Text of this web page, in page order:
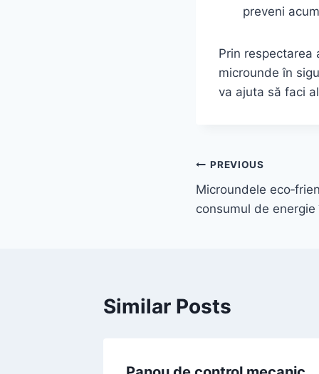
preveni
Prin respectarea
microunde în
va ajuta să faci
Post
navigation
PREVIOUS
Microundele
consumul de
Similar Posts